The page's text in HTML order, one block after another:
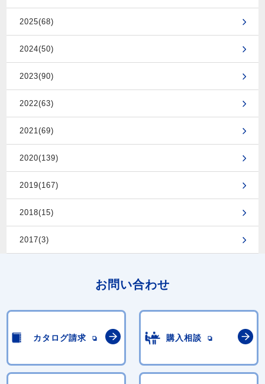
2025(68)
2024(50)
2023(90)
2022(63)
2021(69)
2020(139)
2019(167)
2018(15)
2017(3)
お問い合わせ
カタログ請求 購入相談